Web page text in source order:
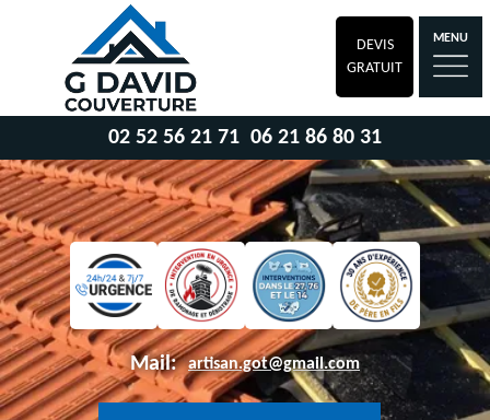
DEVIS
GRATUIT
MENU
02 52 56 21 71 06 21 86 80 31
Mail: artisan.got@gmail.com